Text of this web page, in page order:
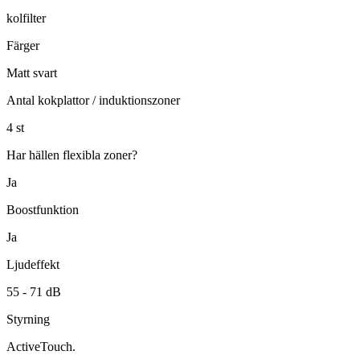
kolfilter
Färger
Matt svart
Antal kokplattor / induktionszoner
4 st
Har hällen flexibla zoner?
Ja
Boostfunktion
Ja
Ljudeffekt
55 - 71 dB
Styrning
ActiveTouch.